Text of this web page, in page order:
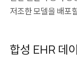
저조한 모델을 배포
합성 EHR 데